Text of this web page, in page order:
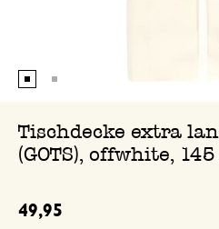
Tischdecke extra
(GOTS), offwhite,
49,95